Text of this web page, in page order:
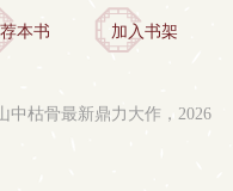
本书 加入书架
中枯骨最新鼎力大作，2026